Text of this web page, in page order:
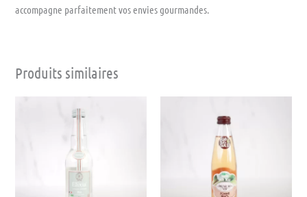
accompagne parfaitement vos envies gourmandes.
Produits similaires